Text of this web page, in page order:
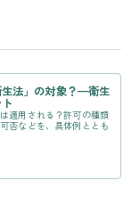
法」の対象？—衛生
適用される？許可の種類
否などを、具体例ととも